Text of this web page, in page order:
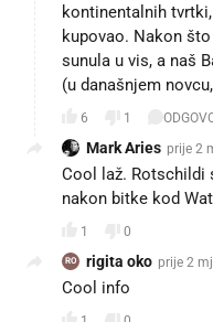
kontinentalnih
kupovao. Nakon
sunula u vis, a naš
(u današnjem
6 1
Mark Aries prije 2
Cool laž. Rotschildi
nakon bitke kod
1 0
RO rigita oko prije 2
Cool info